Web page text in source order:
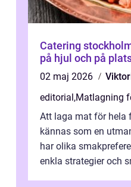
Catering stockholm
på hjul och på
02 maj 2026
editorial,Matlagning
Att laga mat för hela
kännas som en
har olika
enkla strategier och